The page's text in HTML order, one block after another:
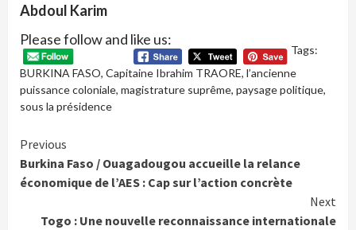
Abdoul Karim
Please follow and like us:
Tags:
BURKINA FASO, Capitaine Ibrahim TRAORE, l’ancienne
puissance coloniale, magistrature suprême, paysage politique,
sous la présidence
Continue
Reading
Previous
Burkina Faso / Ouagadougou accueille la relance
économique de l’AES : Cap sur l’action concrète
Next
Togo : Une nouvelle reconnaissance internationale